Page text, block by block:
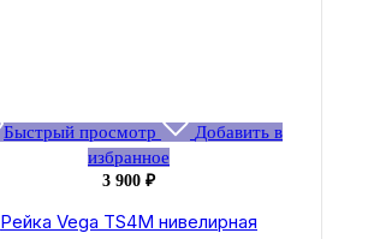
Быстрый просмотр
Добавить в
избранное
3 900 ₽
Рейка Vega TS4M нивелирная